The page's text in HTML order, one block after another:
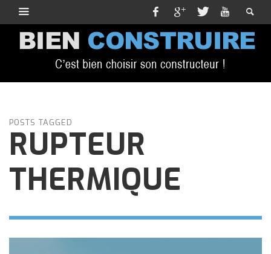
POSTS TAGGED
RUPTEUR
THERMIQUE